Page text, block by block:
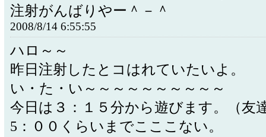
注射がんばりやー＾－＾
2008/8/14 6:55:55
ハロ～～
昨日注射したとコはれていたいよ。
い・た・い～～～～～～～～～～
今日は３：１５分から遊びます。（友
5：００くらいまでこここない。